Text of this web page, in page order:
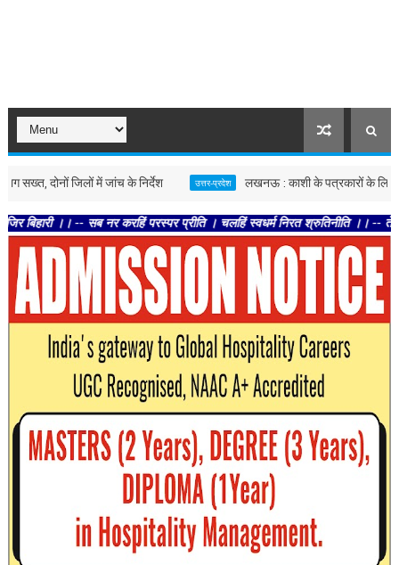
दोनों जिलों में जांच के निर्देश उत्तर-प्रदेश लखनऊ : काशी के पत्रकारों के लिए बड़ी
-- सब नर करहिं परस्पर प्रीति । चलहिं स्वधर्म निरत श्रुतिनीति ।। -- तेहि